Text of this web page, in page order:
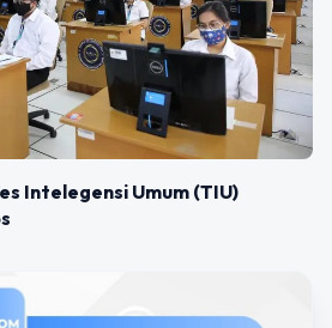
Intelegensi Umum (TIU)